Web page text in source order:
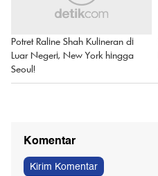
Potret Raline Shah Kulineran di
Luar Negeri, New York hingga
Seoul!
Komentar
Kirim Komentar